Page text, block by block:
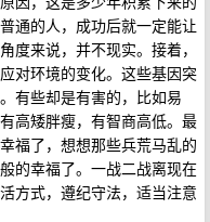
通的人，成功后就一定能让
度来说，并不现实。接着，
对环境的变化。这些基因突
有些却是有害的，比如易
高矮胖瘦，有智商高低。最
福了，想想那些兵荒马乱的
的幸福了。一战二战离现在
方式，遵纪守法，适当注意